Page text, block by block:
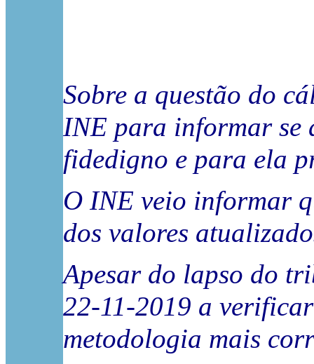
Sobre a questão do
INE para informar se
fidedigno e para ela
O INE veio informar
dos valores
Apesar do lapso do
22-11-2019 a
metodologia mais